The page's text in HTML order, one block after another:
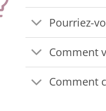
Pourriez-
Comment
Comment